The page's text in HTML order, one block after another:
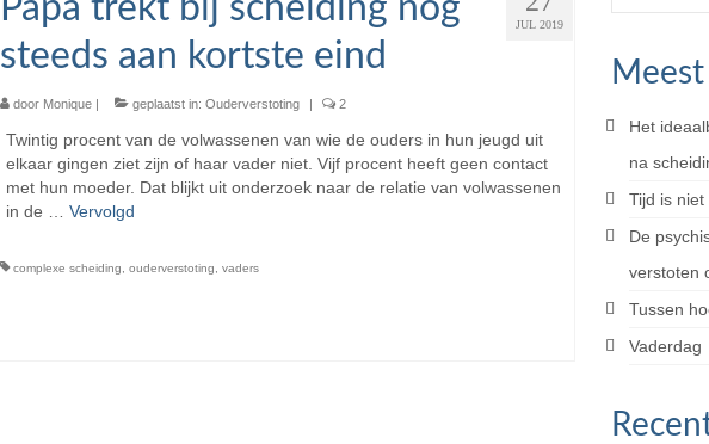
JUL 2019
Papa trekt bij scheiding nog
steeds aan kortste eind
door Monique| geplaatst in: Ouderverstoting | 2
Twintig procent van de volwassenen van wie de ouders in hun jeugd uit
elkaar gingen ziet zijn of haar vader niet. Vijf procent heeft geen contact
met hun moeder. Dat blijkt uit onderzoek naar de relatie van volwassenen
in de … Vervolgd
complexe scheiding ouderverstoting vaders
naar:
Het
na
Tijd is niet
De
verstoten
Tussen
Vaderdag